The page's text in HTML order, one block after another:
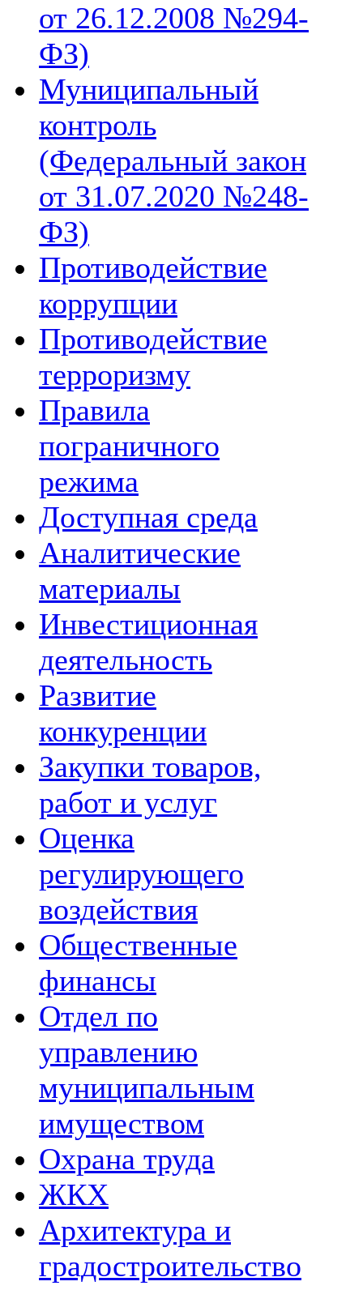
от 26.12.2008 №294-
ФЗ)
Муниципальный
контроль
(Федеральный закон
от 31.07.2020 №248-
ФЗ)
Противодействие
коррупции
Противодействие
терроризму
Правила
пограничного
режима
Доступная среда
Аналитические
материалы
Инвестиционная
деятельность
Развитие
конкуренции
Закупки товаров,
работ и услуг
Оценка
регулирующего
воздействия
Общественные
финансы
Отдел по
управлению
муниципальным
имуществом
Охрана труда
ЖКХ
Архитектура и
градостроительство